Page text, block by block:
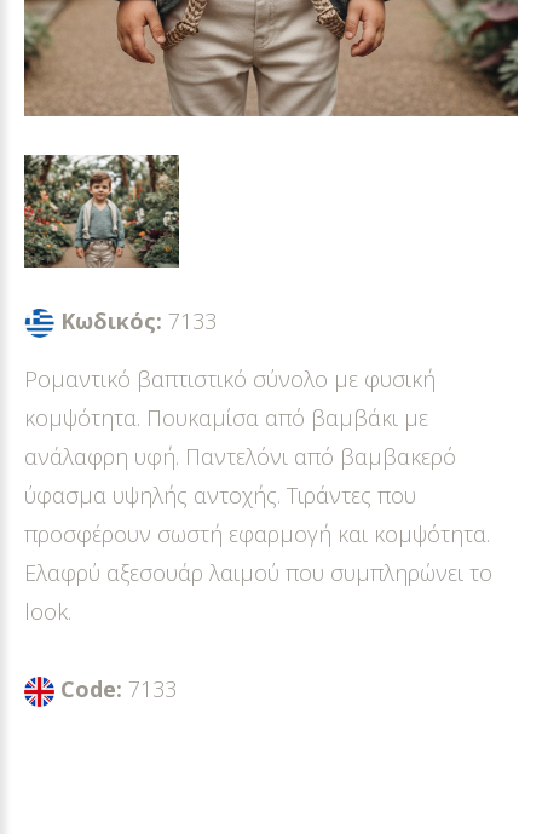
Κωδικός: 7133
Ρομαντικό βαπτιστικό σύνολο με φυσική
κομψότητα. Πουκαμίσα από βαμβάκι με
ανάλαφρη υφή. Παντελόνι από βαμβακερό
ύφασμα υψηλής αντοχής. Τιράντες που
προσφέρουν σωστή εφαρμογή και κομψότητα.
Ελαφρύ αξεσουάρ λαιμού που συμπληρώνει το
look.
Code: 7133